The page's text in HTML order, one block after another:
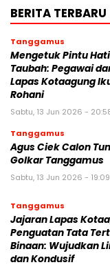
BERITA TERBARU
Tanggamus
Mengetuk Pintu
Taubah: Pegawai
Lapas Kotaagung
Rohani
Sabtu, 13 Jun 2026 -
Tanggamus
Agus Ciek Calon
Golkar Tanggamus
Sabtu, 13 Jun 2026 -
Tanggamus
Jajaran Lapas
Penguatan Tata
Binaan: Wujudkan
dan Kondusif